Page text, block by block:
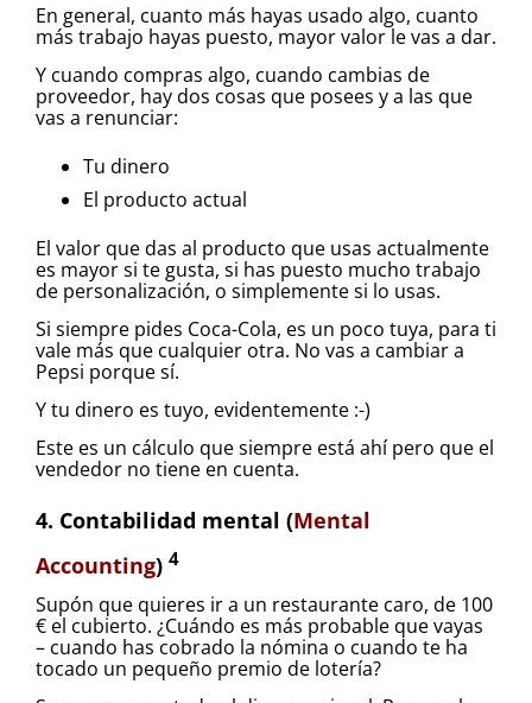
En general, cuanto más hayas usado algo, cuanto
más trabajo hayas puesto, mayor valor le vas a dar.
Y cuando compras algo, cuando cambias de
proveedor, hay dos cosas que posees y a las que
vas a renunciar:
Tu dinero
El producto actual
El valor que das al producto que usas actualmente
es mayor si te gusta, si has puesto mucho trabajo
de personalización, o simplemente si lo usas.
Si siempre pides Coca-Cola, es un poco tuya, para ti
vale más que cualquier otra. No vas a cambiar a
Pepsi porque sí.
Y tu dinero es tuyo, evidentemente :-)
Este es un cálculo que siempre está ahí pero que el
vendedor no tiene en cuenta.
4. Contabilidad mental (Mental
Accounting) 4
Supón que quieres ir a un restaurante caro, de 100
€ el cubierto. ¿Cuándo es más probable que vayas
– cuando has cobrado la nómina o cuando te ha
tocado un pequeño premio de lotería?